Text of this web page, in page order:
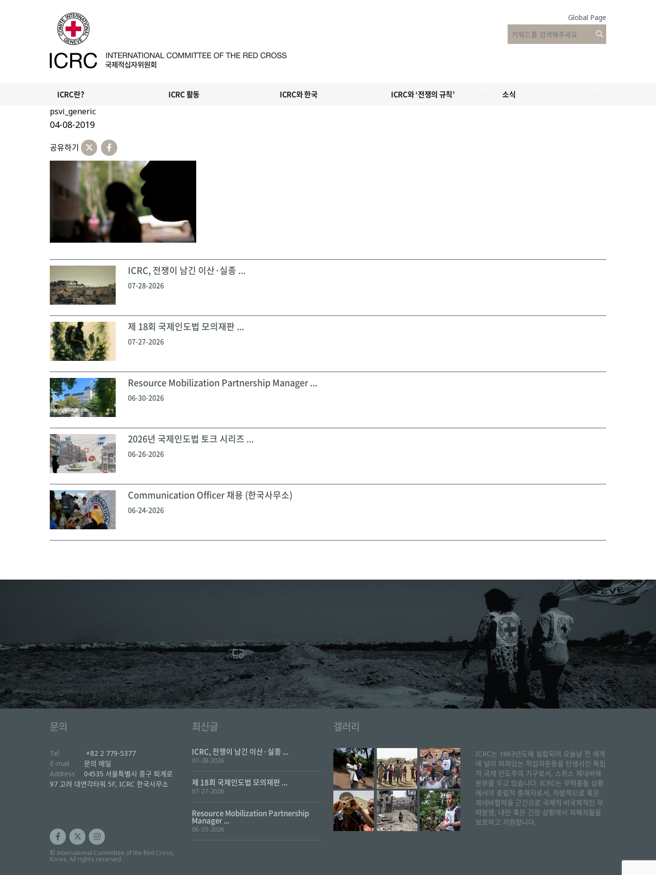
Global Page
ICRC란? ICRC 활동 ICRC와 한국 ICRC와 ‘전쟁의 규칙’
소식
psvi_generic
04-08-2019
공유하기
ICRC, 전쟁이 남긴 이산·실종 ...
07-28-2026
제 18회 국제인도법 모의재판 ...
07-27-2026
Resource Mobilization Partnership Manager ...
06-30-2026
2026년 국제인도법 토크 시리즈 ...
06-26-2026
Communication Officer 채용 (한국사무소)
06-24-2026
문의
Tel
+82 2 779-5377
E-mail
문의 메일
Address
04535 서울특별시 중구 퇴계로
97 고려 대연각타워 5F, ICRC 한국사무소
© International Committee of the Red Cross,
Korea. All rights reserved.
최신글
ICRC, 전쟁이 남긴 이산·실종 ...
07-28-2026
제 18회 국제인도법 모의재판 ...
07-27-2026
Resource Mobilization Partnership
Manager ...
06-30-2026
갤러리
ICRC는 1863년도에 설립되어 오늘날 전 세계
에 널리 퍼져있는 적십자운동을 탄생시킨 독립
적 국제 인도주의 기구로서, 스위스 제네바에
본부를 두고 있습니다. ICRC는 무력충돌 상황
에서의 중립적 중재자로서, 자발적으로 혹은
제네바협약을 근간으로 국제적·비국제적인 무
력분쟁, 내란 혹은 긴장 상황에서 피해자들을
보호하고 지원합니다.